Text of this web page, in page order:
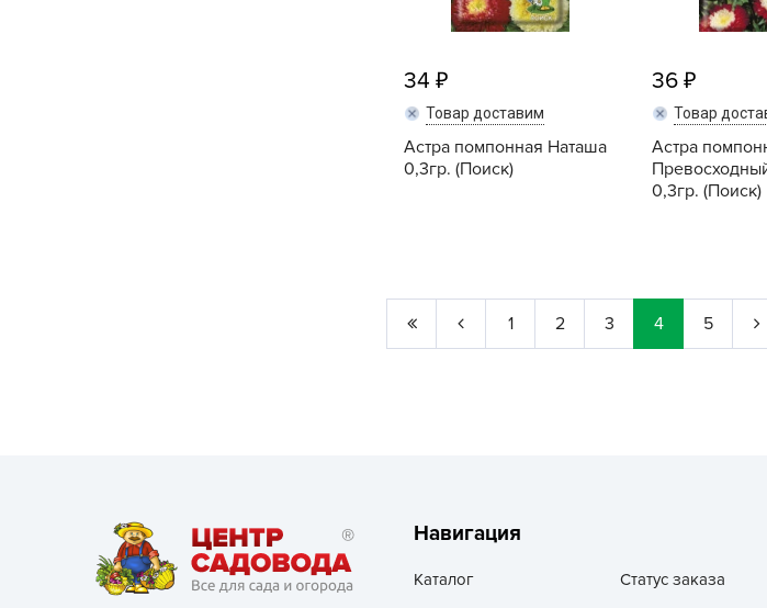
34
Товар доставим
Астра помпонная Наташа
0,3гр. (Поиск)
36
Товар
Астра
0,3гр. (Поиск)
1 2 3 4 5
Навигация
Каталог
Статус заказа